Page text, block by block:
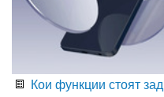
Кои функции стоят зад